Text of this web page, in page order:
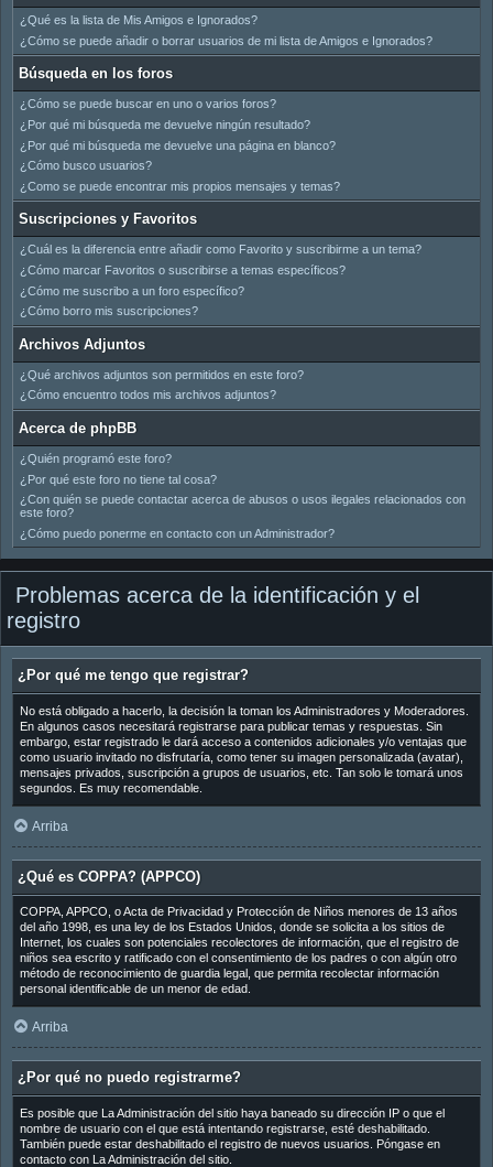
¿Qué es la lista de Mis Amigos e Ignorados?
¿Cómo se puede añadir o borrar usuarios de mi lista de Amigos e Ignorados?
Búsqueda en los foros
¿Cómo se puede buscar en uno o varios foros?
¿Por qué mi búsqueda me devuelve ningún resultado?
¿Por qué mi búsqueda me devuelve una página en blanco?
¿Cómo busco usuarios?
¿Como se puede encontrar mis propios mensajes y temas?
Suscripciones y Favoritos
¿Cuál es la diferencia entre añadir como Favorito y suscribirme a un tema?
¿Cómo marcar Favoritos o suscribirse a temas específicos?
¿Cómo me suscribo a un foro específico?
¿Cómo borro mis suscripciones?
Archivos Adjuntos
¿Qué archivos adjuntos son permitidos en este foro?
¿Cómo encuentro todos mis archivos adjuntos?
Acerca de phpBB
¿Quién programó este foro?
¿Por qué este foro no tiene tal cosa?
¿Con quién se puede contactar acerca de abusos o usos ilegales relacionados con
este foro?
¿Cómo puedo ponerme en contacto con un Administrador?
Problemas acerca de la identificación y el
registro
¿Por qué me tengo que registrar?
No está obligado a hacerlo, la decisión la toman los Administradores y Moderadores.
En algunos casos necesitará registrarse para publicar temas y respuestas. Sin
embargo, estar registrado le dará acceso a contenidos adicionales y/o ventajas que
como usuario invitado no disfrutaría, como tener su imagen personalizada (avatar),
mensajes privados, suscripción a grupos de usuarios, etc. Tan solo le tomará unos
segundos. Es muy recomendable.
Arriba
¿Qué es COPPA? (APPCO)
COPPA, APPCO, o Acta de Privacidad y Protección de Niños menores de 13 años
del año 1998, es una ley de los Estados Unidos, donde se solicita a los sitios de
Internet, los cuales son potenciales recolectores de información, que el registro de
niños sea escrito y ratificado con el consentimiento de los padres o con algún otro
método de reconocimiento de guardia legal, que permita recolectar información
personal identificable de un menor de edad.
Arriba
¿Por qué no puedo registrarme?
Es posible que La Administración del sitio haya baneado su dirección IP o que el
nombre de usuario con el que está intentando registrarse, esté deshabilitado.
También puede estar deshabilitado el registro de nuevos usuarios. Póngase en
contacto con La Administración del sitio.